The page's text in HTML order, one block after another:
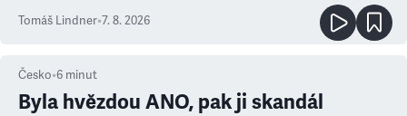
prioritu
Tomáš Lindner•7. 8. 2026
Česko•6 minut
Byla hvězdou ANO, pak ji skandál